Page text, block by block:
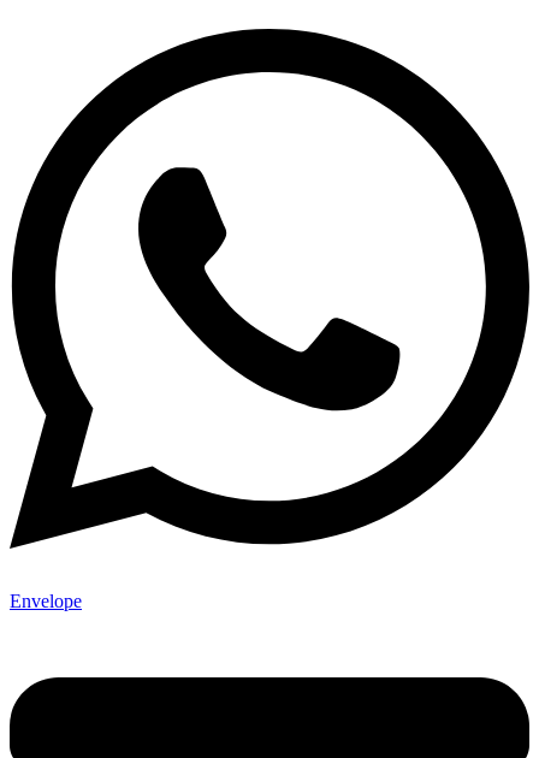
Envelope